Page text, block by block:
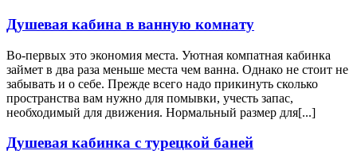
Душевая кабина в ванную комнату
Во-первых это экономия места. Уютная компатная кабинка
займет в два раза меньше места чем ванна. Однако не стоит не
забывать и о себе. Прежде всего надо прикинуть сколько
пространства вам нужно для помывки, учесть запас,
необходимый для движения. Нормальный размер для[...]
Душевая кабинка с турецкой баней